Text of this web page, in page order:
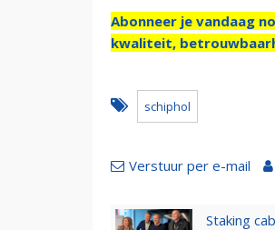
Abonneer je vandaag
kwaliteit,
schiphol
Verstuur per e-mail
Staking